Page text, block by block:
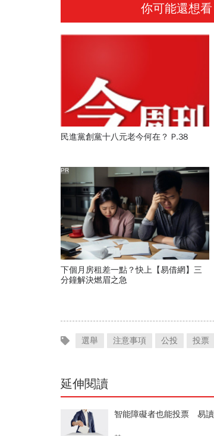
你可能還想看
民進黨創黨十八元老今何在？ P.38
下個月房租差一點？快上【易借網】三
分鐘解決燃眉之急
PR
選舉 注意事項 公投 投票
延伸閱讀
智能障礙者也能投票 易